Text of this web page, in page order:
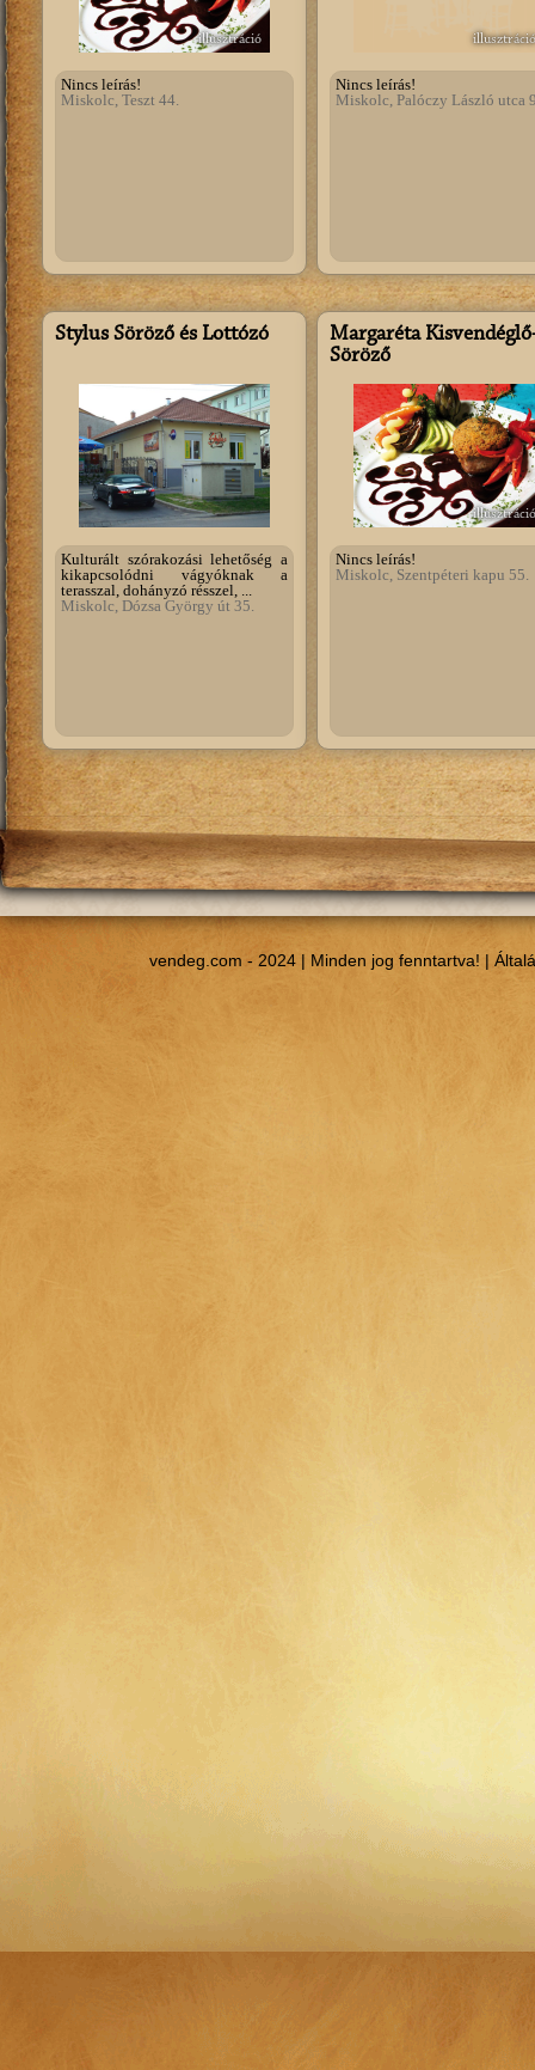
illusztráció
Nincs leírás!
Miskolc, Teszt 44.
illusztráció
Nincs leírás!
Miskolc, Palóczy László utca
Stylus Söröző és Lottózó
Kulturált szórakozási lehetőség a
kikapcsolódni vágyóknak a
terasszal, dohányzó résszel, ...
Miskolc, Dózsa György út 35.
Margaréta
Söröző
illusztráció
Nincs leírás!
Miskolc, Szentpéteri kapu 55.
vendeg.com - 2024 | Minden jog fenntartva! |